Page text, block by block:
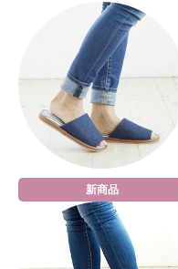
新商品